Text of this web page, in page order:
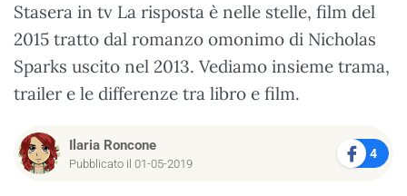
Stasera in tv La risposta è nelle stelle, film del
2015 tratto dal romanzo omonimo di Nicholas
Sparks uscito nel 2013. Vediamo insieme trama,
trailer e le differenze tra libro e film.
Ilaria Roncone
Pubblicato il 01-05-2019
4